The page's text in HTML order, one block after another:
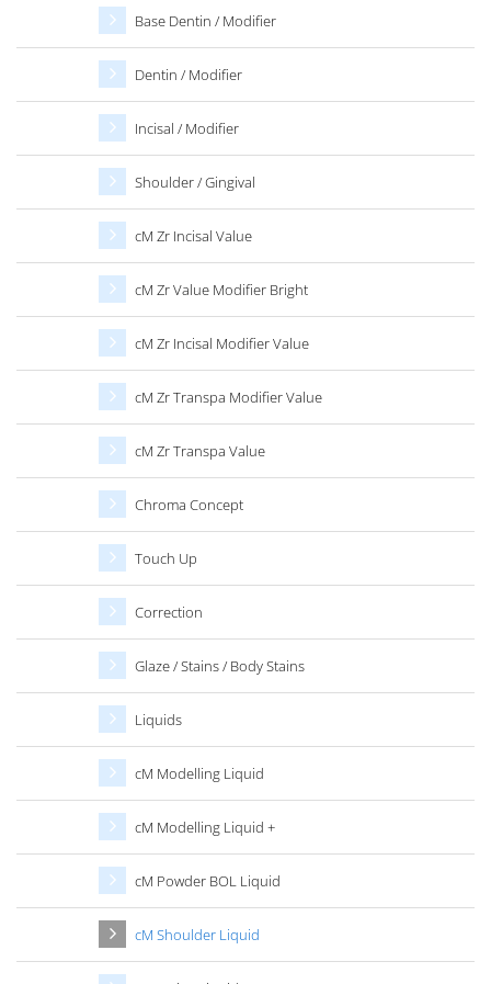
Base Dentin / Modifier
Dentin / Modifier
Incisal / Modifier
Shoulder / Gingival
cM Zr Incisal Value
cM Zr Value Modifier Bright
cM Zr Incisal Modifier Value
cM Zr Transpa Modifier Value
cM Zr Transpa Value
Chroma Concept
Touch Up
Correction
Glaze / Stains / Body Stains
Liquids
cM Modelling Liquid
cM Modelling Liquid +
cM Powder BOL Liquid
cM Shoulder Liquid